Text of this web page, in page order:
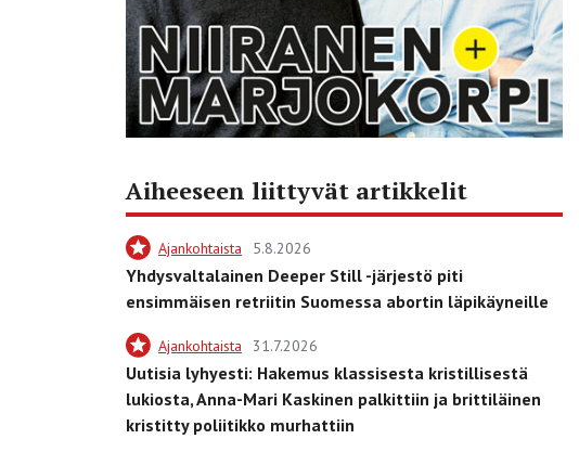
Aiheeseen liittyvät artikkelit
Ajankohtaista 5.8.2026
Yhdysvaltalainen Deeper Still -järjestö piti
ensimmäisen retriitin Suomessa abortin läpikäyneille
Ajankohtaista 31.7.2026
Uutisia lyhyesti: Hakemus klassisesta kristillisestä
lukiosta, Anna-Mari Kaskinen palkittiin ja brittiläinen
kristitty poliitikko murhattiin